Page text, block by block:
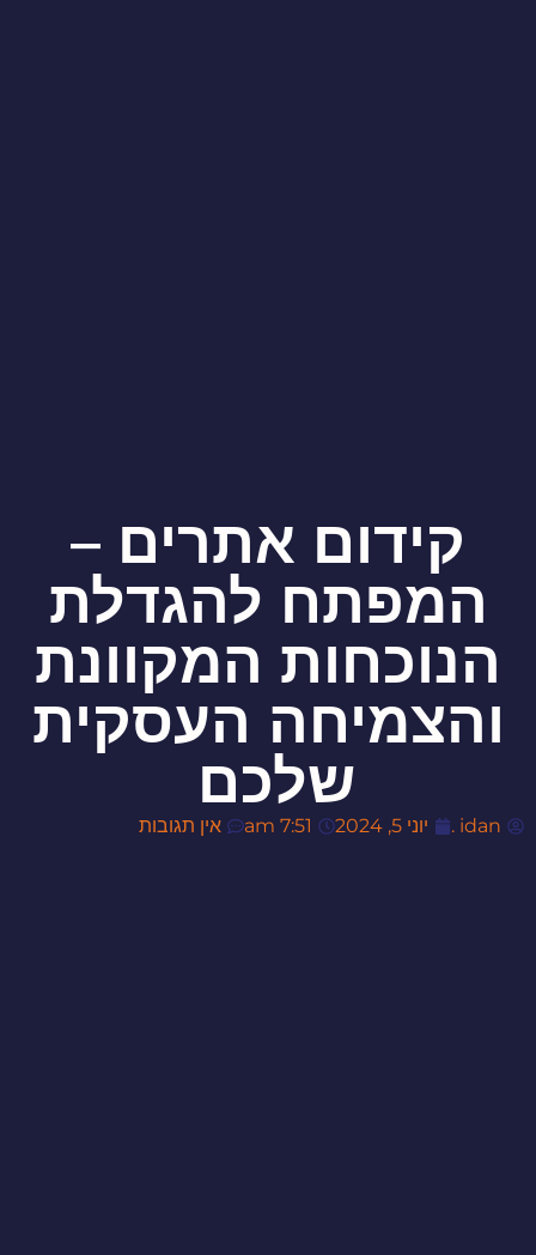
קידום אתרים –
המפתח להגדלת
הנוכחות המקוונת
והצמיחה העסקית
שלכם
idan . יוני 5, 2024 7:51 am אין תגובות